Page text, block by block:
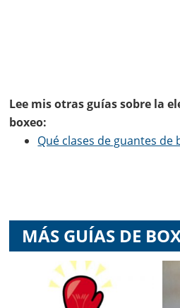
Lee mis otras guías sobre la
boxeo:
Qué clases de guantes de
MÁS GUÍAS DE